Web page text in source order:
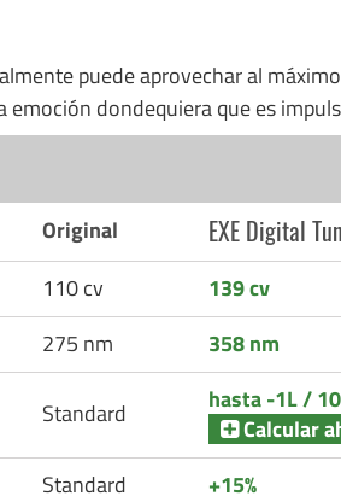
puede aprovechar al
emoción dondequiera que es
Original EXE Digital
110 cv
139 cv
275 nm 358 nm
Standard
hasta -1L /
Calcular
Standard +15%